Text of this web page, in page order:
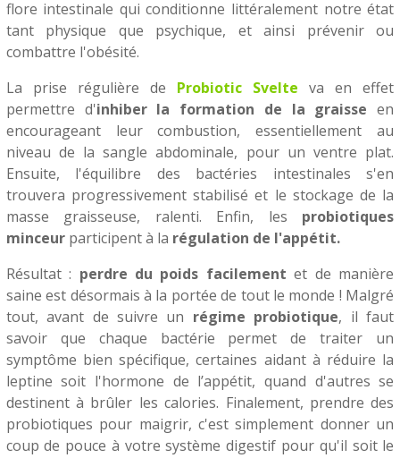
flore intestinale qui conditionne littéralement notre état
tant physique que psychique, et ainsi prévenir ou
combattre l'obésité.
La prise régulière de Probiotic Svelte va en effet
permettre d'inhiber la formation de la graisse en
encourageant leur combustion, essentiellement au
niveau de la sangle abdominale, pour un ventre plat.
Ensuite, l'équilibre des bactéries intestinales s'en
trouvera progressivement stabilisé et le stockage de la
masse graisseuse, ralenti. Enfin, les probiotiques
minceurparticipent à la régulation de l'appétit.
Résultat : perdre du poids facilement et de manière
saine est désormais à la portée de tout le monde ! Malgré
tout, avant de suivre un régime probiotique, il faut
savoir que chaque bactérie permet de traiter un
symptôme bien spécifique, certaines aidant à réduire la
leptine soit l'hormone de l’appétit, quand d'autres se
destinent à brûler les calories. Finalement, prendre des
probiotiques pour maigrir, c'est simplement donner un
coup de pouce à votre système digestif pour qu'il soit le